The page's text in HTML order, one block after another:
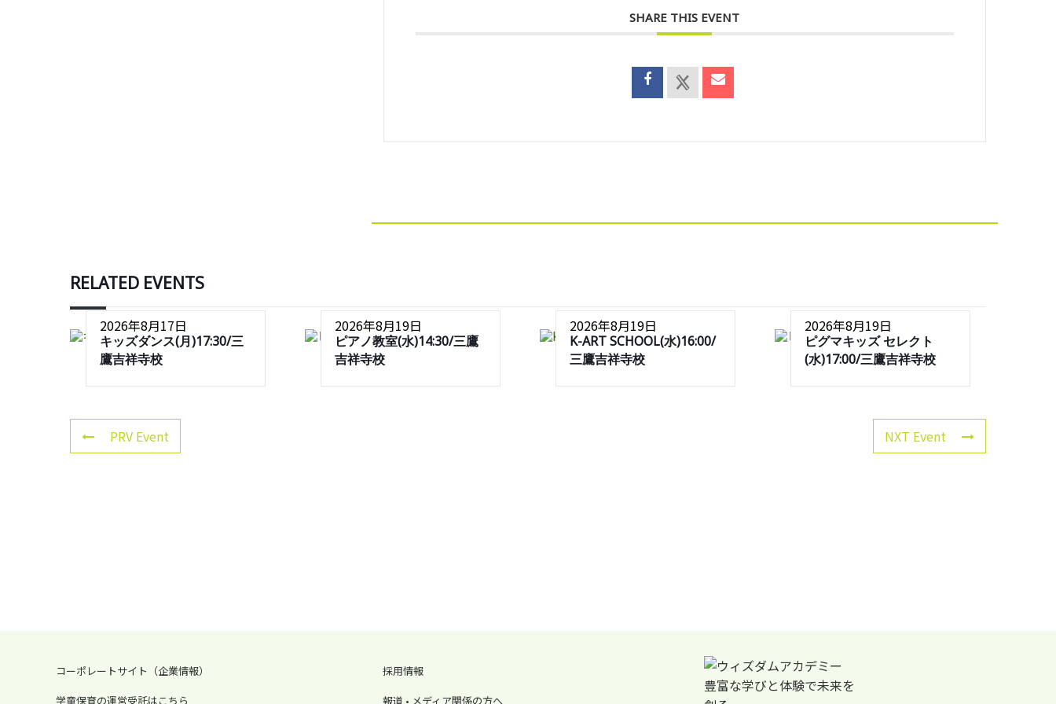
SHARE THIS EVENT
RELATED EVENTS
2026年8月17日
キッズダンス(月)17:30/三
鷹吉祥寺校
2026年8月19日
ピアノ教室(水)14:30/三鷹
吉祥寺校
2026年8月19日
K-ART SCHOOL(水)16:00/
三鷹吉祥寺校
2026年8月19日
ピグマキッズ セレクト
(水)17:00/三鷹吉祥寺校
PRV Event NXT Event
コーポレートサイト（企業情報）
学童保育の運営受託はこちら
採用情報
報道 • メディア関係の方へ